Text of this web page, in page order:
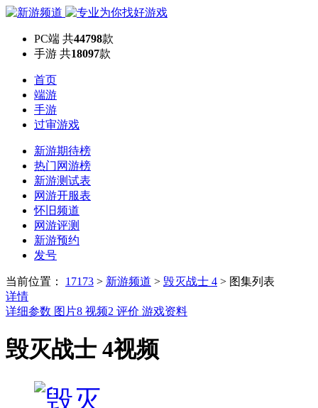
PC端 共44798款
手游 共18097款
首页
端游
手游
过审游戏
新游期待榜
热门网游榜
新游测试表
网游开服表
怀旧频道
网游评测
新游预约
发号
当前位置： 17173 > 新游频道 > 毁灭战士 4 > 图集列表
详情
详细参数 图片8 视频2 评价 游戏资料
毁灭战士 4视频